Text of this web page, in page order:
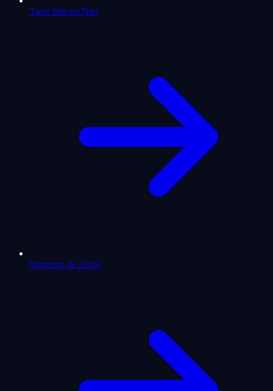
Tarot Sim ou Nao
Numeros de Anjos